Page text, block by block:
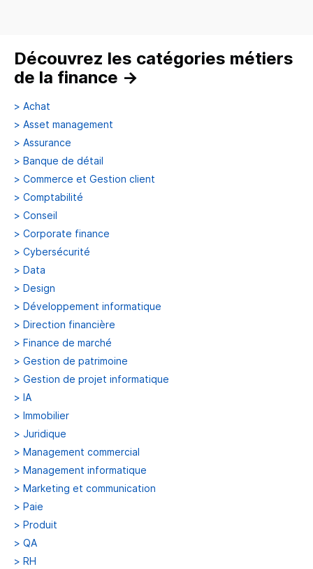
Découvrez les catégories métiers
de la finance →
> Achat
> Asset management
> Assurance
> Banque de détail
> Commerce et Gestion client
> Comptabilité
> Conseil
> Corporate finance
> Cybersécurité
> Data
> Design
> Développement informatique
> Direction financière
> Finance de marché
> Gestion de patrimoine
> Gestion de projet informatique
> IA
> Immobilier
> Juridique
> Management commercial
> Management informatique
> Marketing et communication
> Paie
> Produit
> QA
> RH